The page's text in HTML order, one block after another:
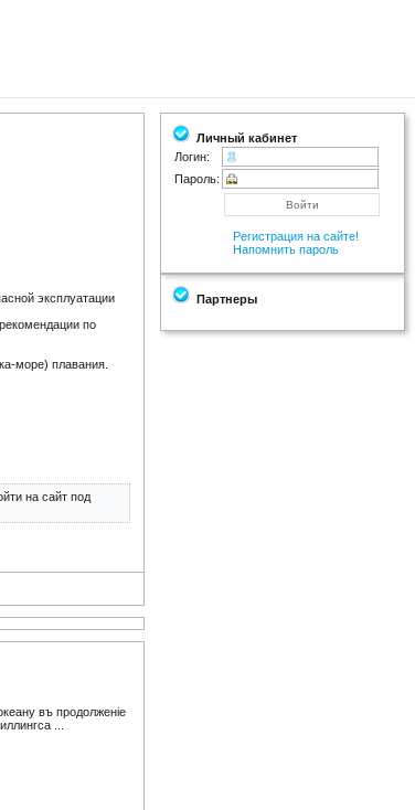
эксплуатации
по
море) плавания.
на сайт под
въ продолженiе
...
Личный кабинет
Логин:
Пароль:
Регистрация на сайте!
Напомнить пароль
Партнеры